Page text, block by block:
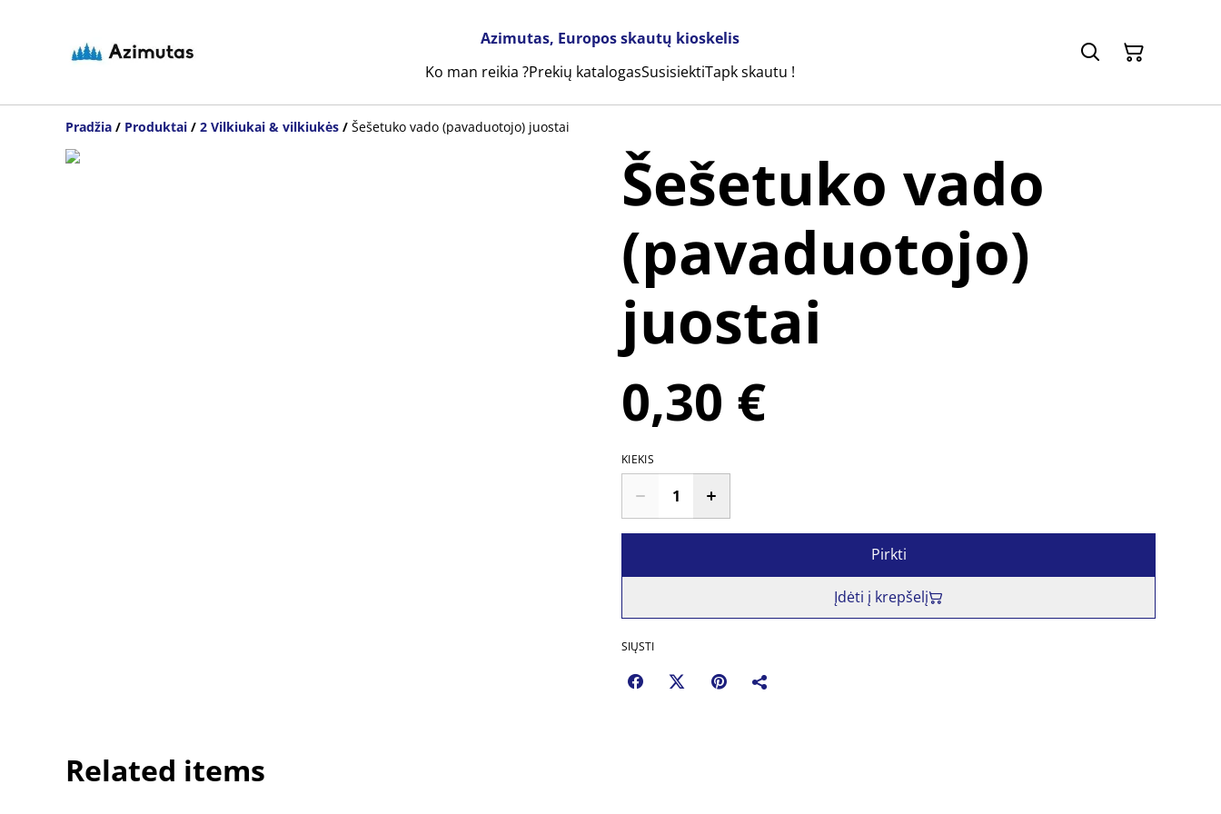
Azimutas, Europos skautų kioskelis
Ko man reikia ?Prekių katalogasSusisiektiTapk skautu !
Pradžia / Produktai / 2 Vilkiukai & vilkiukės / Šešetuko vado (pavaduotojo) juostai
Šešetuko vado
(pavaduotojo)
juostai
0,30 €
KIEKIS
Pirkti
Įdėti į krepšelį
SIŲSTI
Related items